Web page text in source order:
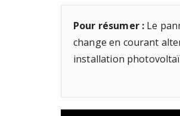
Pour résumer : Le
change en courant
installation